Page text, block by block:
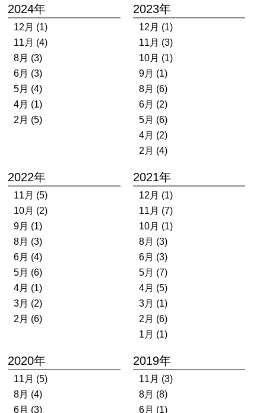
2024年
12月 (1)
11月 (4)
8月 (3)
6月 (3)
5月 (4)
4月 (1)
2月 (5)
2023年
12月 (1)
11月 (3)
10月 (1)
9月 (1)
8月 (6)
6月 (2)
5月 (6)
4月 (2)
2月 (4)
2022年
11月 (5)
10月 (2)
9月 (1)
8月 (3)
6月 (4)
5月 (6)
4月 (1)
3月 (2)
2月 (6)
2021年
12月 (1)
11月 (7)
10月 (1)
8月 (3)
6月 (3)
5月 (7)
4月 (5)
3月 (1)
2月 (6)
1月 (1)
2020年
11月 (5)
8月 (4)
6月 (3)
2019年
11月 (3)
8月 (8)
6月 (1)